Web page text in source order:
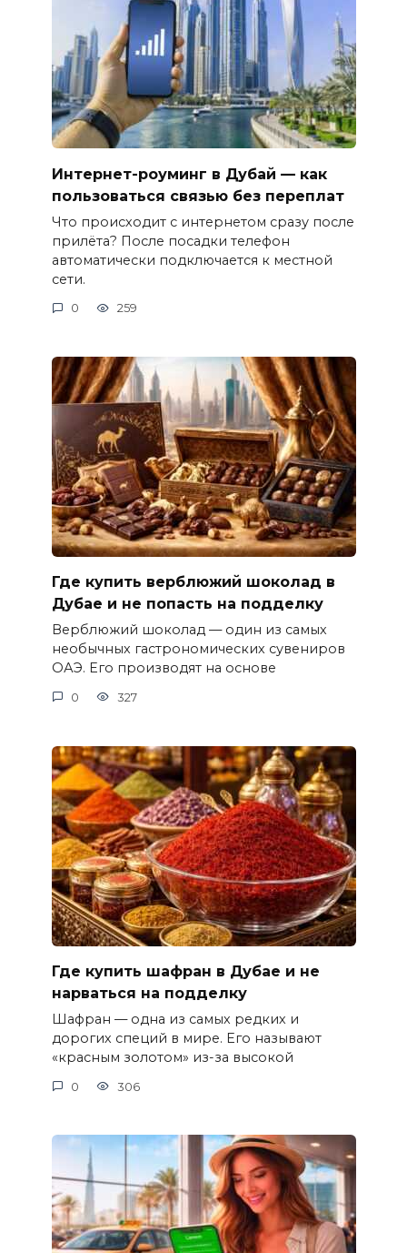
Интернет-роуминг в Дубай — как
пользоваться связью без переплат
Что происходит с интернетом сразу после
прилёта? После посадки телефон
автоматически подключается к местной
сети.
0 259
Где купить верблюжий шоколад в
Дубае и не попасть на подделку
Верблюжий шоколад — один из самых
необычных гастрономических сувениров
ОАЭ. Его производят на основе
0 327
Где купить шафран в Дубае и не
нарваться на подделку
Шафран — одна из самых редких и
дорогих специй в мире. Его называют
«красным золотом» из-за высокой
0 306